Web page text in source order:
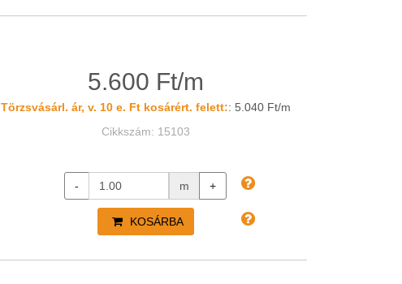
5.600 Ft/m
Törzsvásárl. ár, v. 10 e. Ft kosárért. felett:: 5.040 Ft/m
Cikkszám: 15103
- m +
KOSÁRBA